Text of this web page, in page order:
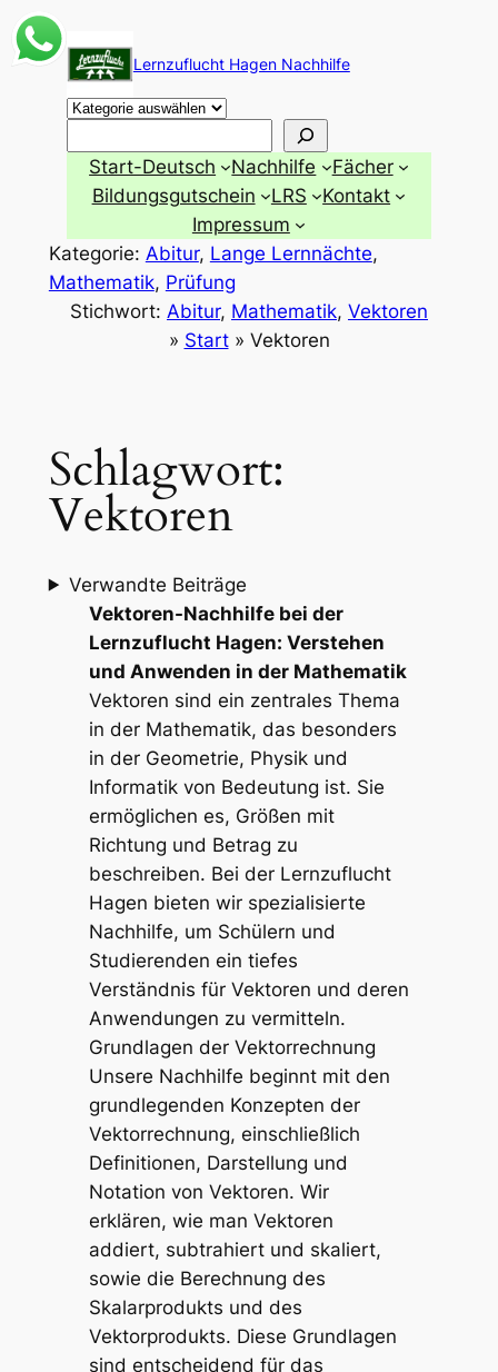
Zum
Inhalt
springen
Lernzuflucht Hagen Nachhilfe
Start-Deutsch Nachhilfe
Fächer
Bildungsgutschein
LRS
Kontakt
Impressum
Kategorie: Abitur, Lange Lernnächte
Mathematik, Prüfung
Stichwort: Abitur, Mathematik, Vektoren
» Start» Vektoren
Schlagwort:
Vektoren
Verwandte Beiträge
Vektoren-Nachhilfe bei der
Lernzuflucht Hagen: Verstehen
und Anwenden in der Mathematik
Vektoren sind ein zentrales Thema
in der Mathematik, das besonders
in der Geometrie, Physik und
Informatik von Bedeutung ist. Sie
ermöglichen es, Größen mit
Richtung und Betrag zu
beschreiben. Bei der Lernzuflucht
Hagen bieten wir spezialisierte
Nachhilfe, um Schülern und
Studierenden ein tiefes
Verständnis für Vektoren und deren
Anwendungen zu vermitteln.
Grundlagen der Vektorrechnung
Unsere Nachhilfe beginnt mit den
grundlegenden Konzepten der
Vektorrechnung, einschließlich
Definitionen, Darstellung und
Notation von Vektoren. Wir
erklären, wie man Vektoren
addiert, subtrahiert und skaliert,
sowie die Berechnung des
Skalarprodukts und des
Vektorprodukts. Diese Grundlagen
sind entscheidend für das